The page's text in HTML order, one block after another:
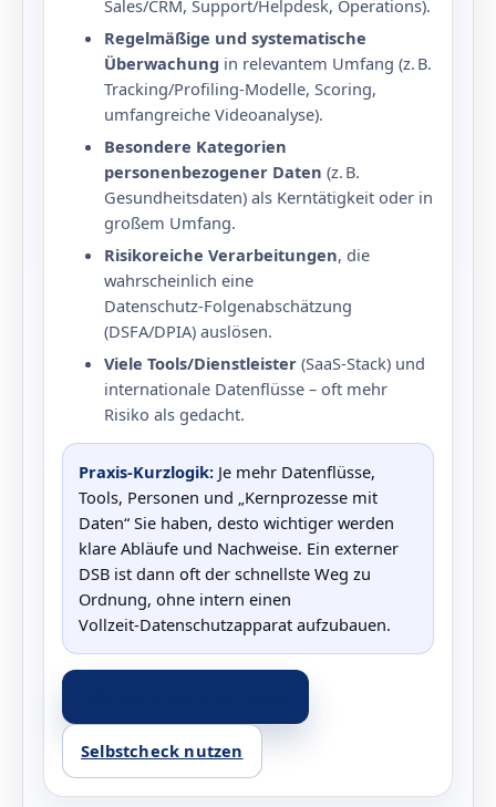
Sales/CRM, Support/Helpdesk, Operations).
Regelmäßige und systematische
Überwachung in relevantem Umfang (z. B.
Tracking/Profiling‑Modelle, Scoring,
umfangreiche Videoanalyse).
Besondere Kategorien
personenbezogener Daten (z. B.
Gesundheitsdaten) als Kerntätigkeit oder in
großem Umfang.
Risikoreiche Verarbeitungen, die
wahrscheinlich eine
Datenschutz‑Folgenabschätzung
(DSFA/DPIA) auslösen.
Viele Tools/Dienstleister (SaaS‑Stack) und
internationale Datenflüsse – oft mehr
Risiko als gedacht.
Praxis‑Kurzlogik: Je mehr Datenflüsse,
Tools, Personen und „Kernprozesse mit
Daten“ Sie haben, desto wichtiger werden
klare Abläufe und Nachweise. Ein externer
DSB ist dann oft der schnellste Weg zu
Ordnung, ohne intern einen
Vollzeit‑Datenschutzapparat aufzubauen.
Selbstcheck nutzen